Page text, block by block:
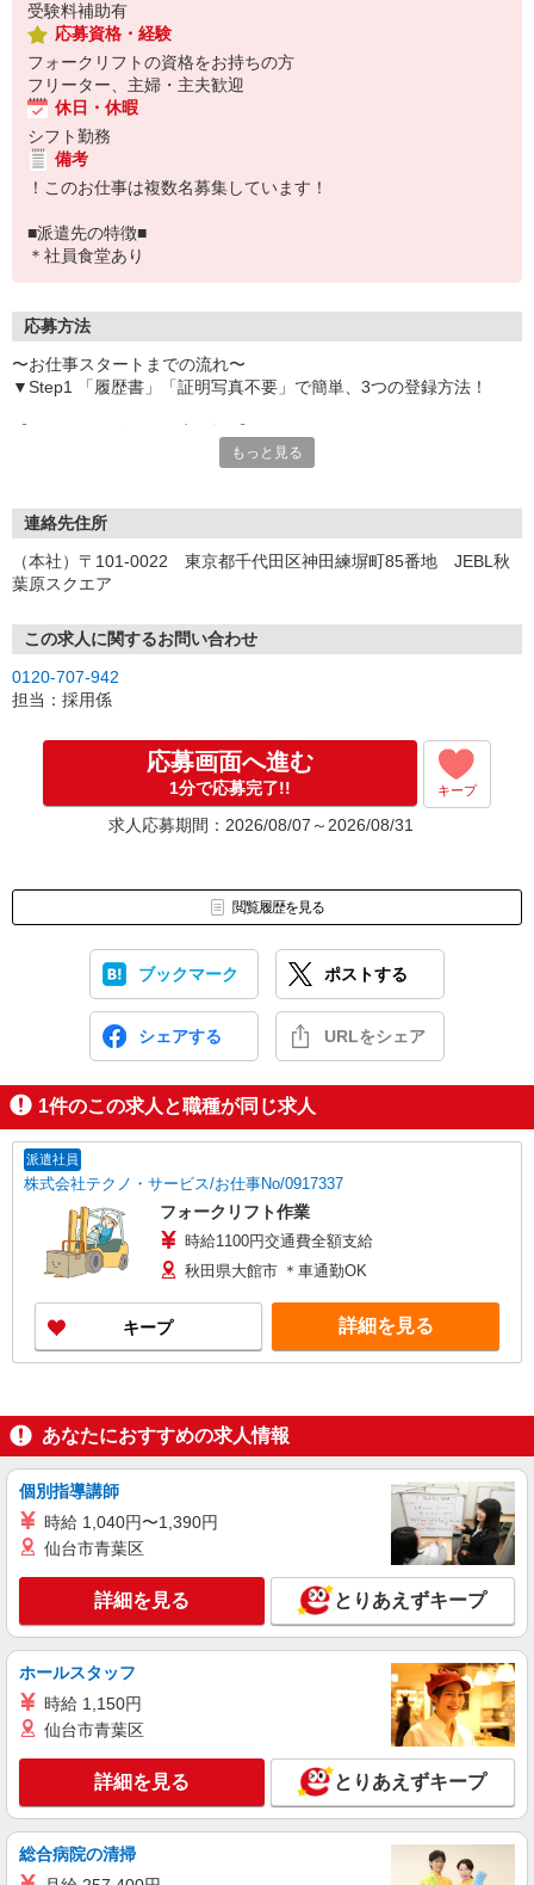
受験料補助有
応募資格・経験
フォークリフトの資格をお持ちの方
フリーター、主婦・主夫歓迎
休日・休暇
シフト勤務
備考
！このお仕事は複数名募集しています！
■派遣先の特徴■
＊社員食堂あり
応募方法
〜お仕事スタートまでの流れ〜
▼Step1 「履歴書」「証明写真不要」で簡単、3つの登録方法！
いつでも好きな時間に登録OK
受付時間/平日9:00〜19:00
【来場登録（目安1時間30分）】
▼Step2 全国にあるお仕事の中から、あなたにピッタリのお仕事を
ご案内
▼Step3 就業前に職場見学で気になる事はしっかりチェック！
応募⇒最短で2日後からの勤務も可能です！
もっと見る
連絡先住所
（本社）〒101-0022 東京都千代田区神田練塀町85番地 JEBL秋
葉原スクエア
この求人に関するお問い合わせ
0120-707-942
担当：採用係
応募画面へ進む
1分で応募完了!! キープ
求人応募期間：2026/08/07～2026/08/31
閲覧履歴を見る
ブックマーク ポストする
シェアする URLをシェア
1件のこの求人と職種が同じ求人
派遣社員
株式会社テクノ・サービス/お仕事No/0917337
フォークリフト作業
時給1100円交通費全額支給
秋田県大館市 ＊車通勤OK
キープ 詳細を見る
あなたにおすすめの求人情報
個別指導講師
時給 1,040円〜1,390円
仙台市青葉区
詳細を見る とりあえずキープ
ホールスタッフ
時給 1,150円
仙台市青葉区
詳細を見る とりあえずキープ
総合病院の清掃